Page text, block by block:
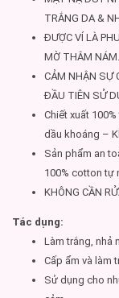
TRẮNG DA &
ĐƯỢC VÍ LÀ
MỜ THÂM NÁM.
CẢM NHẬN SỰ
ĐẦU TIÊN SỬ
Chiết xuất
dầu khoáng –
Sản phẩm an
100% cotton tự
KHÔNG CẦN
Tác dụng:
Làm trắng, nhả
Cấp ẩm và làm
Sử dụng cho